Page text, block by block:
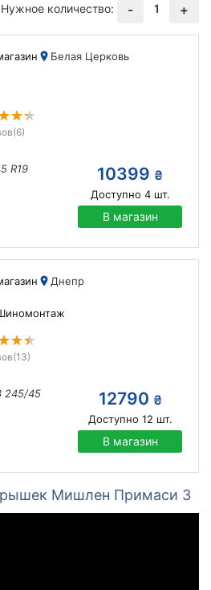
Нужное количество:
- 1 +
Белая Церковь
(6)
R19
10399 ₴
Доступно 4шт.
В магазин
Днепр
(13)
245/45
12790 ₴
Доступно 12 шт.
В магазин
Мишлен Примаси 3